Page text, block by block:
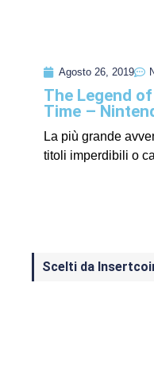
Agosto 26, 2019
The Legend
Time –
La più grande
titoli imperdibili o
Scelti da